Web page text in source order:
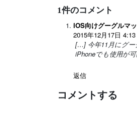
1件のコメント
iOS向けグーグルマ
2015年12月17日
[…] 今年11月にグー
iPhoneでも使用が
返信
コメントする